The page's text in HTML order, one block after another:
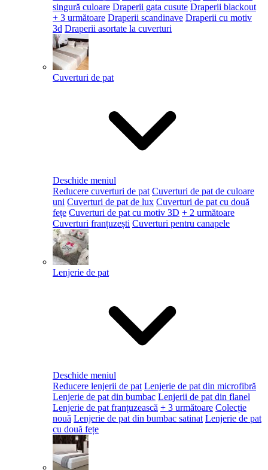
singură culoare Draperii gata cusute Draperii blackout
+ 3 următoare Draperii scandinave Draperii cu motiv
3d Draperii asortate la cuverturi
Cuverturi de pat
Deschide meniul
Reducere cuverturi de pat Cuverturi de pat de culoare
uni Cuverturi de pat de lux Cuverturi de pat cu două
fețe Cuverturi de pat cu motiv 3D + 2 următoare
Cuverturi franțuzești Cuverturi pentru canapele
Lenjerie de pat
Deschide meniul
Reducere lenjerii de pat Lenjerie de pat din microfibră
Lenjerie de pat din bumbac Lenjerii de pat din flanel
Lenjerie de pat franțuzească + 3 următoare Colecție
nouă Lenjerie de pat din bumbac satinat Lenjerie de pat
cu două fețe